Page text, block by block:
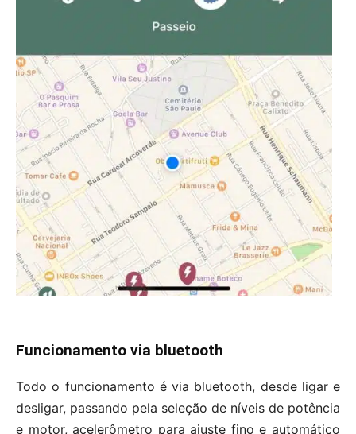
Funcionamento via bluetooth
Todo o funcionamento é via bluetooth, desde ligar e
desligar, passando pela seleção de níveis de potência
e motor, acelerômetro para ajuste fino e automático